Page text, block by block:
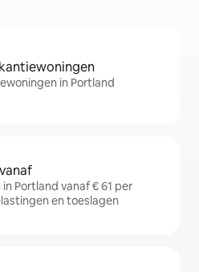
in Portland
Portland vanaf € 61 per
en toeslagen